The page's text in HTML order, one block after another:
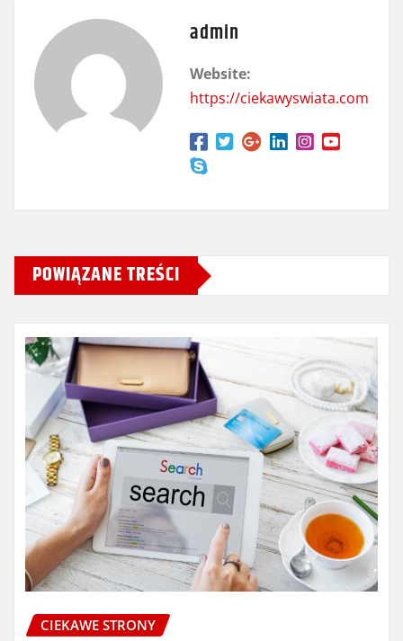
admin
Website:
https://ciekawyswiata.com
POWIĄZANE TREŚCI
CIEKAWE STRONY